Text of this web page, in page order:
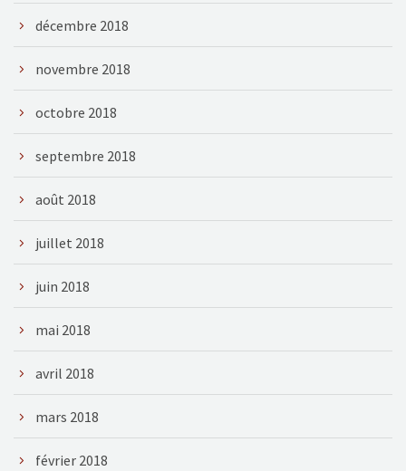
décembre 2018
novembre 2018
octobre 2018
septembre 2018
août 2018
juillet 2018
juin 2018
mai 2018
avril 2018
mars 2018
février 2018